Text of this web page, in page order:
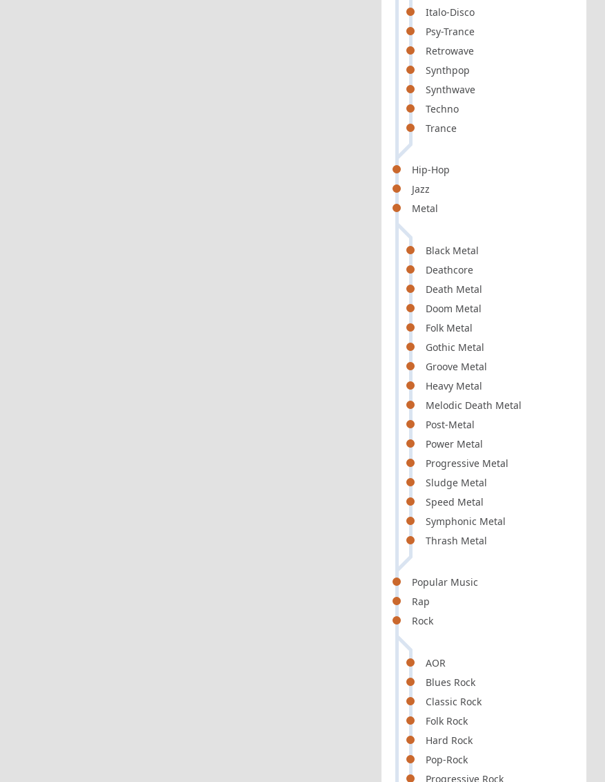
Italo-Disco
Psy-Trance
Retrowave
Synthpop
Synthwave
Techno
Trance
Hip-Hop
Jazz
Metal
Black Metal
Deathcore
Death Metal
Doom Metal
Folk Metal
Gothic Metal
Groove Metal
Heavy Metal
Melodic Death Metal
Post-Metal
Power Metal
Progressive Metal
Sludge Metal
Speed Metal
Symphonic Metal
Thrash Metal
Popular Music
Rap
Rock
AOR
Blues Rock
Classic Rock
Folk Rock
Hard Rock
Pop-Rock
Progressive Rock